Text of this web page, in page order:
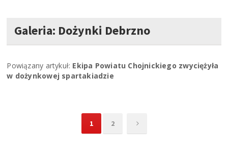
Galeria: Dożynki Debrzno
Powiązany artykuł: Ekipa Powiatu Chojnickiego zwyciężyła
w dożynkowej spartakiadzie
1 2